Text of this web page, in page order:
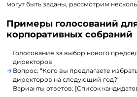
могут быть заданы, рассмотрим
Примеры голосований
корпоративных собраний
Голосование за выбор нового
директоров
Вопрос: “Кого вы предлагаете
директоров на следующий год?”
Варианты ответов: [Список